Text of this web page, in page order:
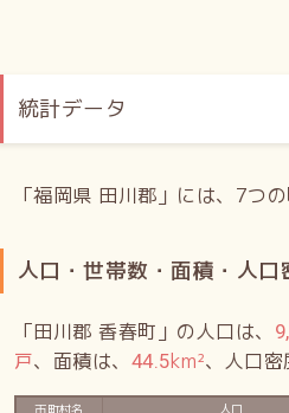
統計データ
「福岡県 田川郡」には、7つ
人口・世帯数・面積・人口
「田川郡 香春町」の人口は、
戸、面積は、 44.5km²、人口密
市町村名 人口